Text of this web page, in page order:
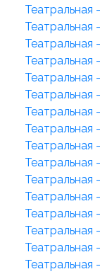
Театральная
Театральная
Театральная
Театральная
Театральная
Театральная
Театральная
Театральная